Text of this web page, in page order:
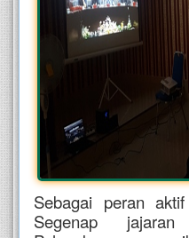
Sebagai peran
Segenap